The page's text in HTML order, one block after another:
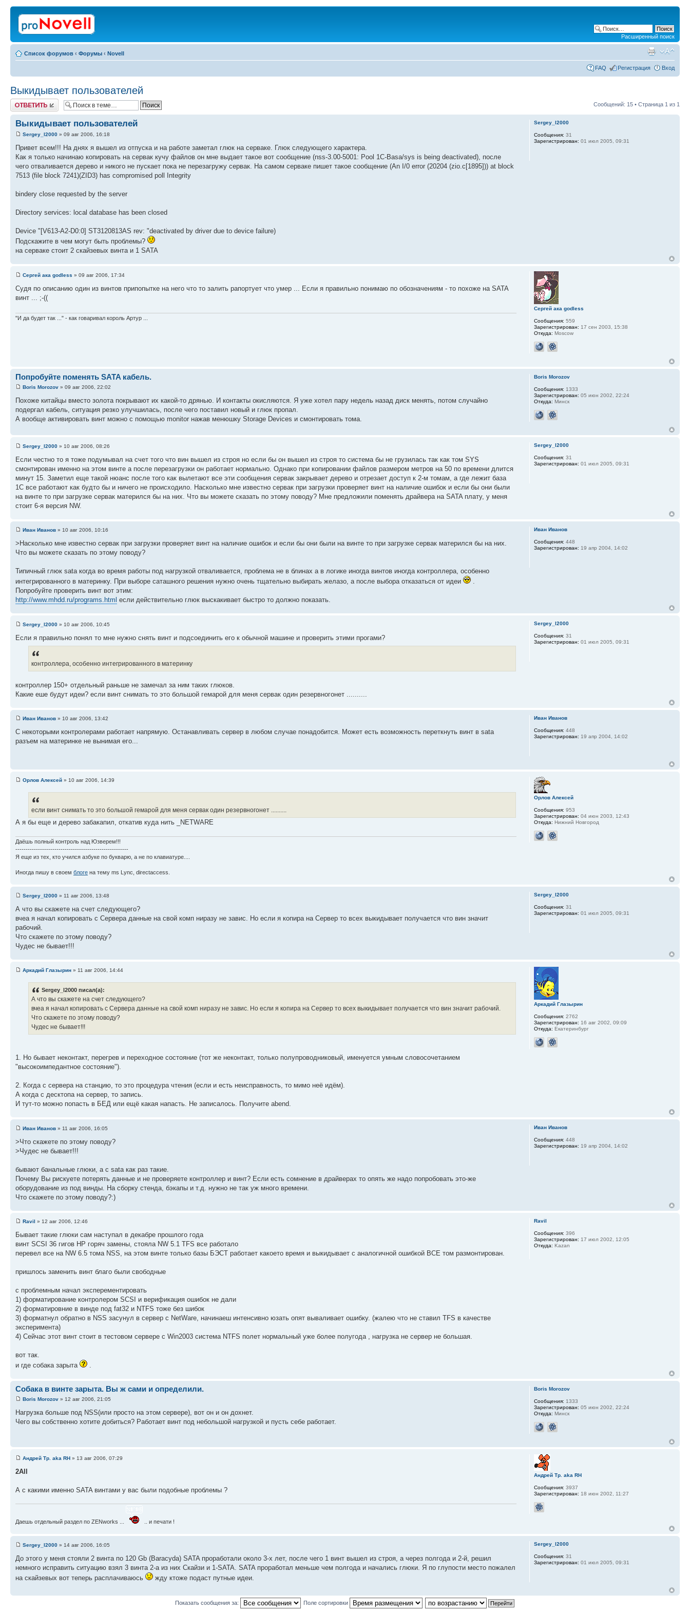
Расширенный поиск
Список форумов ‹ Форумы ‹ Novell
FAQ Регистрация Вход
Выкидывает пользователей
Ответить Сообщений: 15 • Страница 1 из 1
Выкидывает пользователей
Sergey_l2000 » 09 авг 2006, 16:18
Привет всем!!! На днях я вышел из отпуска и на работе заметал глюк на серваке. Глюк следующего характера.
Как я только начинаю копировать на сервак кучу файлов он мне выдает такое вот сообщение (nss-3.00-5001: Pool 1C-Basa/sys is being deactivated), после
чего отваливается дерево и никого не пускает пока не перезагружу сервак. На самом серваке пишет такое сообщение (An I/0 error (20204 (zio.c[1895])) at block
7513 (file block 7241)(ZID3) has compromised poll Integrity
bindery close requested by the server
Directory services: local database has been closed
Device "[V613-A2-D0:0] ST3120813AS rev: "deactivated by driver due to device failure)
Подскажите в чем могут быть проблемы?
на серваке стоит 2 скайзевых винта и 1 SATA
Sergey_l2000
Сообщения: 31
Зарегистрирован: 01 июл 2005, 09:31
Сергей ака godless » 09 авг 2006, 17:34
Судя по описанию один из винтов припопытке на него что то залить рапортует что умер ... Если я правильно понимаю по обозначениям - то похоже на SATA
винт ... ;-((
"И да будет так ..." - как говаривал король Артур ...
Сергей ака godless
Сообщения: 559
Зарегистрирован: 17 сен 2003, 15:38
Откуда: Moscow
Попробуйте поменять SATA кабель.
Boris Morozov » 09 авг 2006, 22:02
Похоже китайцы вместо золота покрывают их какой-то дрянью. И контакты окисляются. Я уже хотел пару недель назад диск менять, потом случайно
подергал кабель, ситуация резко улучшилась, после чего поставил новый и глюк пропал.
А вообще активировать винт можно с помощью monitor нажав менюшку Storage Devices и смонтировать тома.
Boris Morozov
Сообщения: 1333
Зарегистрирован: 05 июн 2002, 22:24
Откуда: Минск
Sergey_l2000 » 10 авг 2006, 08:26
Если честно то я тоже подумывал на счет того что вин вышел из строя но если бы он вышел из строя то система бы не грузилась так как том SYS
смонтирован именно на этом винте а после перезагрузки он работает нормально. Однако при копировании файлов размером метров на 50 по времени длится
минут 15. Заметил еще такой нюанс после того как вылетают все эти сообщения сервак закрывает дерево и отрезает доступ к 2-м томам, а где лежит база
1С все работают как будто бы и ничего не происходило. Насколько мне известно сервак при загрузки проверяет винт на наличие ошибок и если бы они были
на винте то при загрузке сервак матерился бы на них. Что вы можете сказать по этому поводу? Мне предложили поменять драйвера на SATA плату, у меня
стоит 6-я версия NW.
Sergey_l2000
Сообщения: 31
Зарегистрирован: 01 июл 2005, 09:31
Иван Иванов » 10 авг 2006, 10:16
>Насколько мне известно сервак при загрузки проверяет винт на наличие ошибок и если бы они были на винте то при загрузке сервак матерился бы на них.
Что вы можете сказать по этому поводу?
Типичный глюк sata когда во время работы под нагрузкой отваливается, проблема не в блинах а в логике иногда винтов иногда контроллера, особенно
интегрированного в материнку. При выборе саташного решения нужно очень тщательно выбирать желазо, а после выбора отказаться от идеи
.
Попробуйте проверить винт вот этим:
http://www.mhdd.ru/programs.html если действительно глюк выскакивает быстро то должно показать.
Иван Иванов
Сообщения: 448
Зарегистрирован: 19 апр 2004, 14:02
Sergey_l2000 » 10 авг 2006, 10:45
Если я правильно понял то мне нужно снять винт и подсоединить его к обычной машине и проверить этими прогами?
контроллера, особенно интегрированного в материнку
контроллер 150+ отдельный раньше не замечал за ним таких глюков.
Какие еше будут идеи? если винт снимать то это большой гемарой для меня сервак один резервногонет ..........
Sergey_l2000
Сообщения: 31
Зарегистрирован: 01 июл 2005, 09:31
Иван Иванов » 10 авг 2006, 13:42
С некоторыми контролерами работает напрямую. Останавливать сервер в любом случае понадобится. Может есть возможность переткнуть винт в sata
разъем на материнке не вынимая его...
Иван Иванов
Сообщения: 448
Зарегистрирован: 19 апр 2004, 14:02
Орлов Алексей » 10 авг 2006, 14:39
если винт снимать то это большой гемарой для меня сервак один резервногонет ..........
А я бы еще и дерево забакапил, откатив куда нить _NETWARE
Даёшь полный контроль над Юзверем!!!
-------------------------------------------------------
Я еще из тех, кто учился азбуке по букварю, а не по клавиатуре....
Иногда пишу в своем блоге на тему ms Lync, directaccess.
Орлов Алексей
Сообщения: 953
Зарегистрирован: 04 июн 2003, 12:43
Откуда: Нижний Новгород
Sergey_l2000 » 11 авг 2006, 13:48
А что вы скажете на счет следующего?
вчеа я начал копировать с Сервера данные на свой комп ниразу не завис. Но если я копира на Сервер то всех выкидывает получается что вин значит
рабочий.
Что скажете по этому поводу?
Чудес не бывает!!!
Sergey_l2000
Сообщения: 31
Зарегистрирован: 01 июл 2005, 09:31
Аркадий Глазырин » 11 авг 2006, 14:44
Sergey_l2000 писал(а):
А что вы скажете на счет следующего?
вчеа я начал копировать с Сервера данные на свой комп ниразу не завис. Но если я копира на Сервер то всех выкидывает получается что вин значит рабочий.
Что скажете по этому поводу?
Чудес не бывает!!!
1. Но бывает неконтакт, перегрев и переходное состояние (тот же неконтакт, только полупроводниковый, именуется умным словосочетанием
"высокоимпедантное состояние").
2. Когда с сервера на станцию, то это процедура чтения (если и есть неисправность, то мимо неё идём).
А когда с десктопа на сервер, то запись.
И тут-то можно попасть в БЕД или ещё какая напасть. Не записалось. Получите abend.
Аркадий Глазырин
Сообщения: 2762
Зарегистрирован: 16 авг 2002, 09:09
Откуда: Екатеринбург
Иван Иванов » 11 авг 2006, 16:05
>Что скажете по этому поводу?
>Чудес не бывает!!!
бывают банальные глюки, а с sata как раз такие.
Почему Вы рискуете потерять данные и не проверяете контроллер и винт? Если есть сомнение в драйверах то опять же надо попробовать это-же
оборудование из под винды. На сборку стенда, бэкапы и т.д. нужно не так уж много времени.
Что скажете по этому поводу?:)
Иван Иванов
Сообщения: 448
Зарегистрирован: 19 апр 2004, 14:02
Ravil » 12 авг 2006, 12:46
Бывает такие глюки сам наступал в декабре прошлого года
винт SCSI 36 гигов HP горяч замены, стояла NW 5.1 TFS все работало
перевел все на NW 6.5 тома NSS, на этом винте только базы БЭСТ работает какоето время и выкидывает с аналогичной ошибкой ВСЕ том размонтирован.
пришлось заменить винт благо были свободные
с проблемным начал эксперементировать
1) форматирование контролером SCSI и верификация ошибок не дали
2) форматировние в винде под fat32 и NTFS тоже без шибок
3) форматнул обратно в NSS засунул в сервер с NetWare, начинаеш интенсивно юзать опят вываливает ошибку. (жалею что не ставил TFS в качестве
эксперимента)
4) Сейчас этот винт стоит в тестовом сервере с Win2003 система NTFS полет нормальный уже более полугода , нагрузка не сервер не большая.
вот так.
и где собака зарыта
.
Ravil
Сообщения: 396
Зарегистрирован: 17 июл 2002, 12:05
Откуда: Kazan
Собака в винте зарыта. Вы ж сами и определили.
Boris Morozov » 12 авг 2006, 21:05
Нагрузка больше под NSS(или просто на этом сервере), вот он и он дохнет.
Чего вы собственно хотите добиться? Работает винт под небольшой нагрузкой и пусть себе работает.
Boris Morozov
Сообщения: 1333
Зарегистрирован: 05 июн 2002, 22:24
Откуда: Минск
Андрей Тр. aka RH » 13 авг 2006, 07:29
2All
А с какими именно SATA винтами у вас были подобные проблемы ?
Даешь отдельный раздел по ZENworks ... .. и печати !
Андрей Тр. aka RH
Сообщения: 3937
Зарегистрирован: 18 июн 2002, 11:27
Sergey_l2000 » 14 авг 2006, 16:05
До этого у меня стояли 2 винта по 120 Gb (Baracyda) SATA проработали около 3-х лет, после чего 1 винт вышел из строя, а через полгода и 2-й, решил
немного исправить ситуацию взял 3 винта 2-а из них Скайзи и 1-SATA. SATA проработал меньше чем полгода и начались глюки. Я по глупости место пожалел
на скайзевых вот теперь расплачиваюсь
жду ктоже подаст путные идеи.
Sergey_l2000
Сообщения: 31
Зарегистрирован: 01 июл 2005, 09:31
Показать сообщения за: Поле сортировки